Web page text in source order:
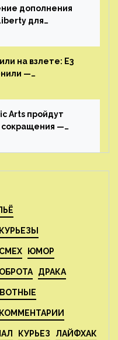
дополнения
для
на взлете: E3
—
вернется
Arts пройдут
—
КУРЬЕЗЫ
СМЕХ ЮМОР
ДРАКА
КОММЕНТАРИИ
КУРЬЕЗ ЛАЙФХАК